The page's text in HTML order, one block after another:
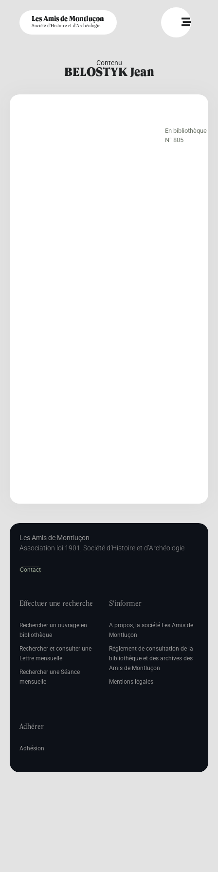
Les Amis de Montluçon
Société d'Histoire et d'Archéologie
Contenu
BELOSTYK Jean
En bibliothèque
N° 805
Les Amis de Montluçon
Association loi 1901, Société d’Histoire et d’Archéologie
Contact
Effectuer une recherche
Rechercher un ouvrage en
bibliothèque
Rechercher et consulter une
Lettre mensuelle
Rechercher une Séance
mensuelle
S'informer
A propos, la société Les Amis de
Montluçon
Réglement de consultation de la
bibliothèque et des archives des
Amis de Montluçon
Mentions légales
Adhérer
Adhésion